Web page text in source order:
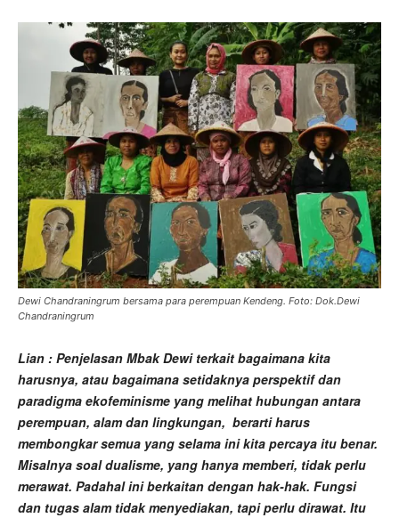
Dewi Chandraningrum bersama para perempuan Kendeng. Foto: Dok.Dewi
Chandraningrum
Lian : Penjelasan Mbak Dewi terkait bagaimana kita
harusnya, atau bagaimana setidaknya perspektif dan
paradigma ekofeminisme yang melihat hubungan antara
perempuan, alam dan lingkungan, berarti harus
membongkar semua yang selama ini kita percaya itu benar.
Misalnya soal dualisme, yang hanya memberi, tidak perlu
merawat. Padahal ini berkaitan dengan hak-hak. Fungsi
dan tugas alam tidak menyediakan, tapi perlu dirawat. Itu